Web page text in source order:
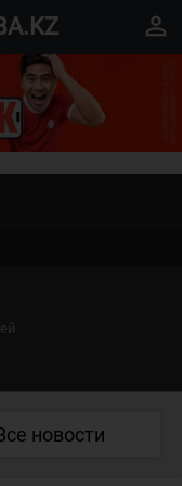
perm_identity
новости